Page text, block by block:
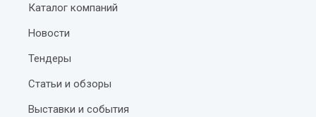
Каталог компаний
Новости
Тендеры
Статьи и обзоры
Выставки и события